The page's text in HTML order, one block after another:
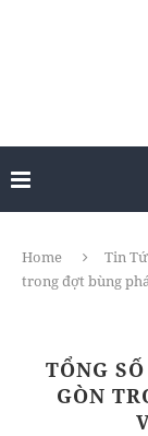
Home Tin
trong đợt bùng
TỔNG
GÒN